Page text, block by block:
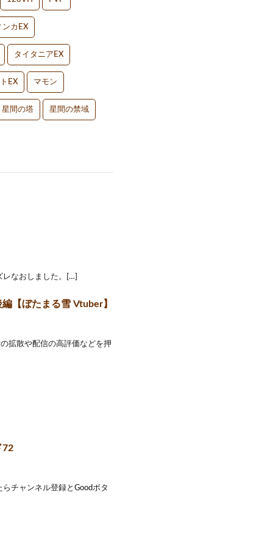
ンカEX
タイタニアEX
EX マモン
星間の塔 星間の禁域
なおしました。[…]
【ぼたまる雪 Vtuber】
拡散や配信の高評価などを押
72
チャンネル登録とGoodボタ